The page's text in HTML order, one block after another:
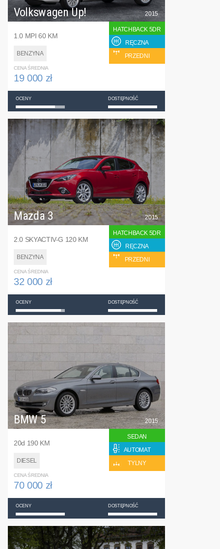
Volkswagen Up!
1.0 MPI 60 KM
BENZYNA
2015
HATCHBACK 5DR
RĘCZNA
PRZEDNI
CENA ŚREDNIA
19 000 zł
OCENY DOSTĘPNOŚĆ
Mazda 3
2.0 SKYACTIV-G 120 KM
BENZYNA
2015
HATCHBACK 5DR
RĘCZNA
PRZEDNI
CENA ŚREDNIA
32 000 zł
OCENY DOSTĘPNOŚĆ
BMW 5
20d 190 KM
DIESEL
2015
SEDAN
AUTOMAT
TYLNY
CENA ŚREDNIA
70 000 zł
OCENY DOSTĘPNOŚĆ